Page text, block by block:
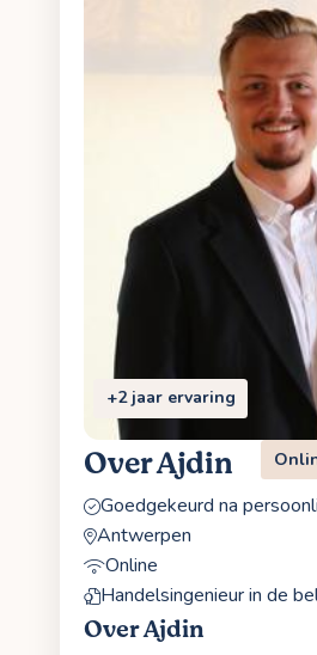
+2 jaar ervaring
Over Ajdin
Goedgekeurd na
Antwerpen
Online
Handelsingenieur in de
Over Ajdin